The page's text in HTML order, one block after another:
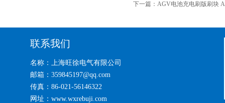
下一篇： AGV电池充电刷版刷块
联系我们
名称：上海旺徐电气有限公司
邮箱：359845197@qq.com
传真：86-021-56146322
网址：www.wxrebuji.com